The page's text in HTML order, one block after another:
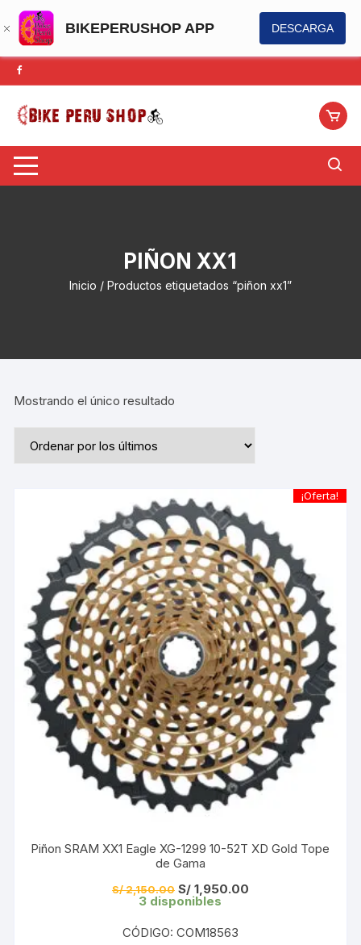
BIKEPERUSHOP APP DESCARGA
Saltar
al
contenido
PIÑON XX1
Inicio / Productos etiquetados “piñon xx1”
Mostrando el único resultado
¡Oferta!
Piñon SRAM XX1 Eagle XG-1299 10-52T XD Gold Tope
de Gama
S/2,150.00 El
precio
S/ 2,150.00.
S/1,950.00El
3 disponibles
CÓDIGO: COM18563